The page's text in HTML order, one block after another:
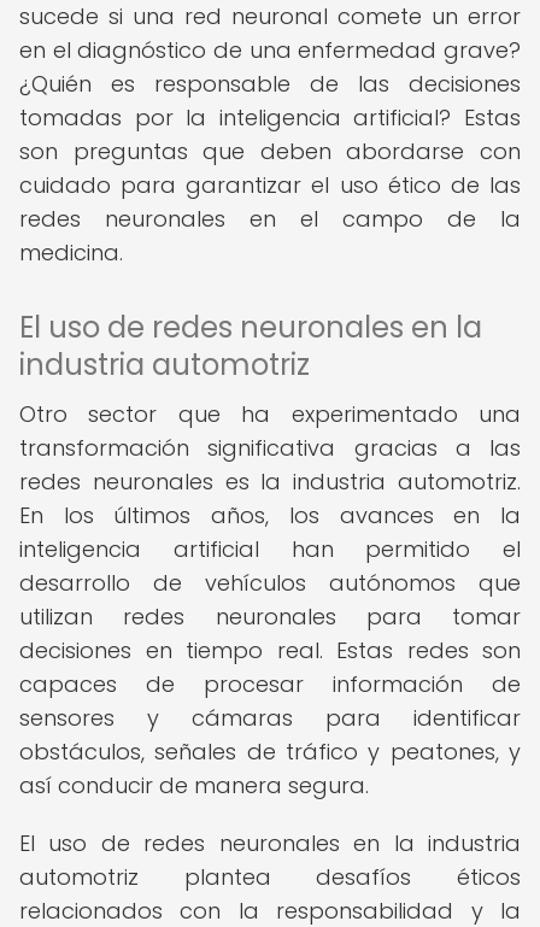
sucede si una red neuronal comete un error
en el diagnóstico de una enfermedad grave?
¿Quién es responsable de las decisiones
tomadas por la inteligencia artificial? Estas
son preguntas que deben abordarse con
cuidado para garantizar el uso ético de las
redes neuronales en el campo de la
medicina.
El uso de redes neuronales en la
industria automotriz
Otro sector que ha experimentado una
transformación significativa gracias a las
redes neuronales es la industria automotriz.
En los últimos años, los avances en la
inteligencia artificial han permitido el
desarrollo de vehículos autónomos que
utilizan redes neuronales para tomar
decisiones en tiempo real. Estas redes son
capaces de procesar información de
sensores y cámaras para identificar
obstáculos, señales de tráfico y peatones, y
así conducir de manera segura.
El uso de redes neuronales en la industria
automotriz plantea desafíos éticos
relacionados con la responsabilidad y la